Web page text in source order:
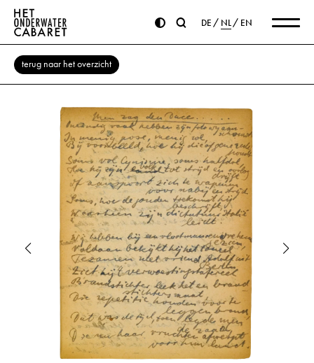
DE NL EN
terug naar het overzicht